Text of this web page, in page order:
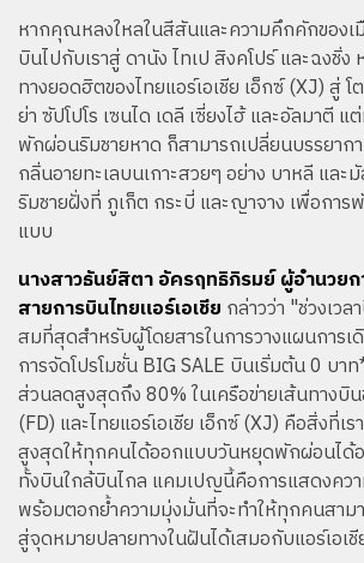
หากคุณหลงใหลในสีสันและความคึกคักของเ
บินไปกับเราสู่ ดานัง ไทเป สิงคโปร์ และฉงชิ่
ทางยอดฮิตของไทยแอร์เอเชีย เอ็กซ์ (XJ) สู่ โ
ย่า ซัปโปโร เซนได เดลี เซี่ยงไฮ้ และอัลมาตี
พักผ่อนริมชายหาด ก็สามารถเปลี่ยนบรรยา
กลิ่นอายทะเลบนเกาะสวยๆ อย่าง บาหลี แล
ริมชายฝั่งที่ ภูเก็ต กระบี่ และญาจาง เพื่อก
แบบ
นางสาวธันย์สิตา อัครฤทธิภิรมย์ ผู้อำนวย
สายการบินไทยแอร์เอเชีย กล่าวว่า "ช่วงเวล
สมที่สุดสำหรับผู้โดยสารในการวางแผนการ
การจัดโปรโมชั่น BIG SALE บินเริ่มต้น 0 บา
ส่วนลดสูงสุดถึง 80% ในเครือข่ายเส้นทางบิน
(FD) และไทยแอร์เอเชีย เอ็กซ์ (XJ) คือสิ่งที่เ
สูงสุดให้ทุกคนได้ออกแบบวันหยุดพักผ่อนได้อ
ทั้งบินใกล้บินไกล แคมเปญนี้คือการแสดงคว
พร้อมตอกย้ำความมุ่งมั่นที่จะทำให้ทุกคนสาม
สู่จุดหมายปลายทางในฝันได้เสมอกับแอร์เอเ